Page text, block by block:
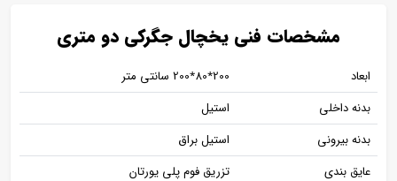
مشخصات فنی یخچال جگرکی دو متری
ابعاد
200٭80٭200 سانتی متر
بدنه داخلی
استیل
بدنه بیرونی
استیل براق
عایق بندی
تزریق فوم پلی یورتان